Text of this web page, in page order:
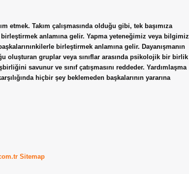
etmek. Takım çalışmasında olduğu gibi, tek başımıza
anlamına gelir. Yapma yeteneğimiz veya bilgimiz
birleştirmek anlamına gelir. Dayanışmanın
oluşturan gruplar veya sınıflar arasında psikolojik bir birlik
savunur ve sınıf çatışmasını reddeder. Yardımlaşma
hiçbir şey beklemeden başkalarının yararına
Sitemap